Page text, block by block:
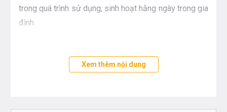
trong quá trình sử dụng, sinh hoạt hằng ngày trong gia
đình.
những nét thon mảnh, giờ đây việc vệ sinh cá nhân sẽ
tiện dụng hơn hằng ngày.
Xem thêm nội dung